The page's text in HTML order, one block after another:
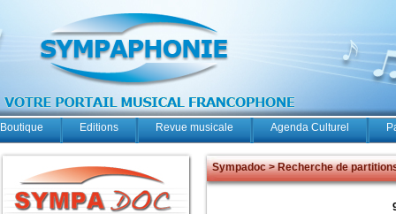
Boutique Editions Revue musicale Agenda Culturel
Sympadoc > Recherche de